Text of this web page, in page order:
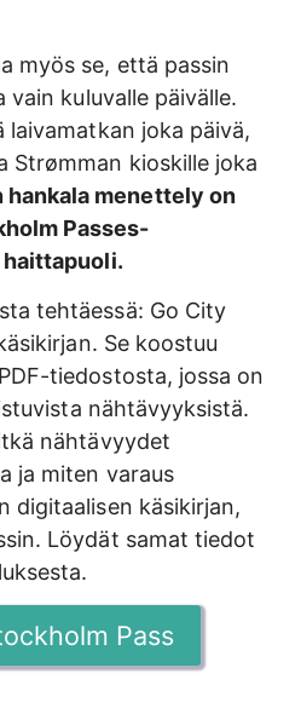
myös se, että passin
kuluvalle päivälle.
laivamatkan joka päivä,
Strømman kioskille joka
hankala menettely on
Passes-
tehtäessä: Go City
Se koostuu
tiedostosta, jossa on
nähtävyyksistä.
nähtävyydet
ja miten varaus
digitaalisen käsikirjan,
Löydät samat tiedot
Pass